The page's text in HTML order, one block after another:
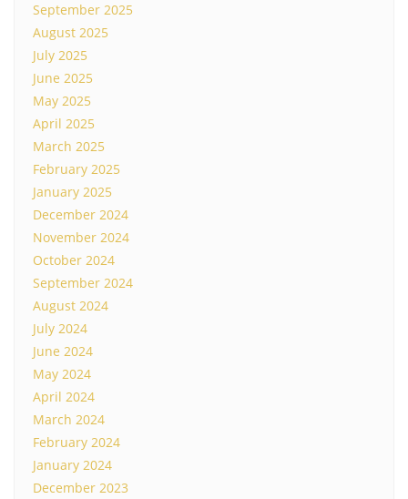
September 2025
August 2025
July 2025
June 2025
May 2025
April 2025
March 2025
February 2025
January 2025
December 2024
November 2024
October 2024
September 2024
August 2024
July 2024
June 2024
May 2024
April 2024
March 2024
February 2024
January 2024
December 2023